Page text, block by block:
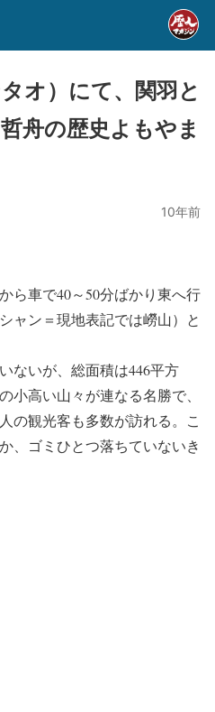
オ）にて、関羽と
舟の歴史よもやま
10年前
ら車で40～50分ばかり東へ行
ャン＝現地表記では嶗山）と
ないが、総面積は446平方
小高い山々が連なる名勝で、
の観光客も多数が訪れる。こ
、ゴミひとつ落ちていないき